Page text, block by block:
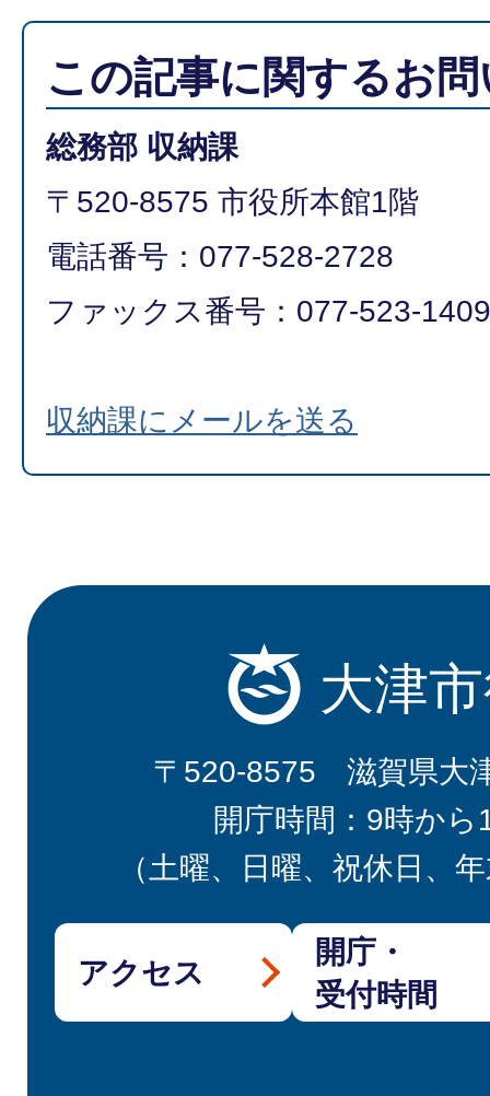
この記事に関するお
総務部 収納課
〒520-8575 市役所本館1階
電話番号：077-528-2728
ファックス番号：077-523-1409
収納課にメールを送る
大津
〒520-8575 滋賀県大
開庁時間：9時から
（土曜、日曜、祝休日、
アクセス
開庁・
受付時間